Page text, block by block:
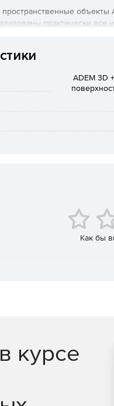
объекты
практически
фасок, булевы
или построении
систем, имеющие
реализован аппарат
возможностей
базе примитивов
связных контуров и
АDЕМ 3D
Как бы
курсе